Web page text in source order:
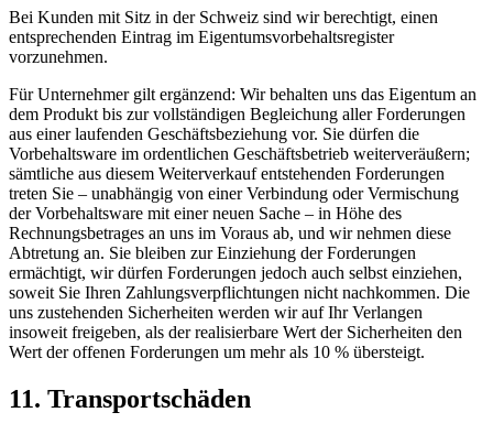
Bei Kunden mit Sitz in der Schweiz sind wir berechtigt, einen
entsprechenden Eintrag im Eigentumsvorbehaltsregister
vorzunehmen.
Für Unternehmer gilt ergänzend: Wir behalten uns das Eigentum an
dem Produkt bis zur vollständigen Begleichung aller Forderungen
aus einer laufenden Geschäftsbeziehung vor. Sie dürfen die
Vorbehaltsware im ordentlichen Geschäftsbetrieb weiterveräußern;
sämtliche aus diesem Weiterverkauf entstehenden Forderungen
treten Sie – unabhängig von einer Verbindung oder Vermischung
der Vorbehaltsware mit einer neuen Sache – in Höhe des
Rechnungsbetrages an uns im Voraus ab, und wir nehmen diese
Abtretung an. Sie bleiben zur Einziehung der Forderungen
ermächtigt, wir dürfen Forderungen jedoch auch selbst einziehen,
soweit Sie Ihren Zahlungsverpflichtungen nicht nachkommen. Die
uns zustehenden Sicherheiten werden wir auf Ihr Verlangen
insoweit freigeben, als der realisierbare Wert der Sicherheiten den
Wert der offenen Forderungen um mehr als 10 % übersteigt.
11. Transportschäden​​​​​​​